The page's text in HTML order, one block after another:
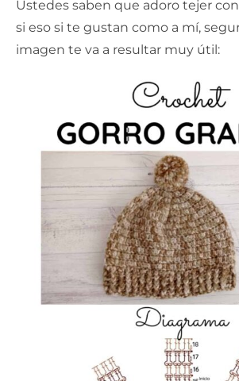
Ustedes saben que adoro tejer
si eso si te gustan como a mí,
imagen te va a resultar muy útil: